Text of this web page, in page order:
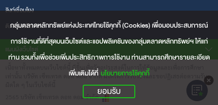
ลิงก์เชื่อมโยง
ติดต่อลงโฆษณา
แผนผังเว็บไซต์
เนื้อหาทั้งหมดบนเว็บไซต์นี้ มีขึ้นเพื่อวัตถุประสงค์ในการให้ข้อมูลและเพื่อการศึกษา
เท่านั้น บริษัท เซ็ทเทรด ดอท คอม จำกัด มิได้ให้การรับรองและขอปฏิเสธต่อความรับ
2565 บริษัท เซ็ทเทรด ดอท คอม จำกัด
กลุ่มตลาดหลักทรัพย์แห่งประเทศไทยใช้คุกกี้ (Cookies) เพื่อมอบประสบการณ์
การใช้งานที่ดีที่สุดบนเว็บไซต์และแอปพลิเคชันของกลุ่มตลาดหลักทรัพย์ฯ ให้แก่
ท่าน รวมทั้งเพื่อช่วยเพิ่มประสิทธิภาพการใช้งาน ท่านสามารถศึกษารายละเอียด
เพิ่มเติมได้ที่ นโยบายการใช้คุกกี้
ยอมรับ